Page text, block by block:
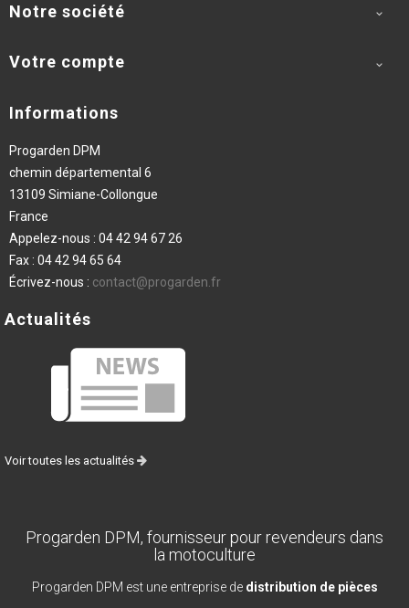
Notre société 
Votre compte 
Informations
Progarden DPM
chemin départemental 6
13109 Simiane-Collongue
France
Appelez-nous : 04 42 94 67 26
Fax : 04 42 94 65 64
Écrivez-nous : contact@progarden.fr
Actualités
Voir toutes les actualités
Progarden DPM, fournisseur pour revendeurs dans
la motoculture
Progarden DPM est une entreprise de distribution de pièces